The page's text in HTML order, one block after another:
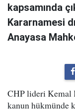
kapsamında
Kararnamesi
Anayasa
CHP lideri Kemal
kanun hükmünde